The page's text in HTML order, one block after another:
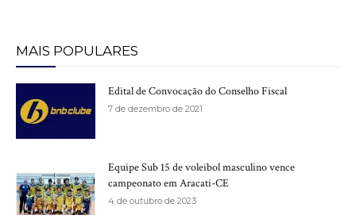
MAIS POPULARES
Edital de Convocação do Conselho Fiscal
7 de dezembro de 2021
Equipe Sub 15 de voleibol masculino vence
campeonato em Aracati-CE
4 de outubro de 2023